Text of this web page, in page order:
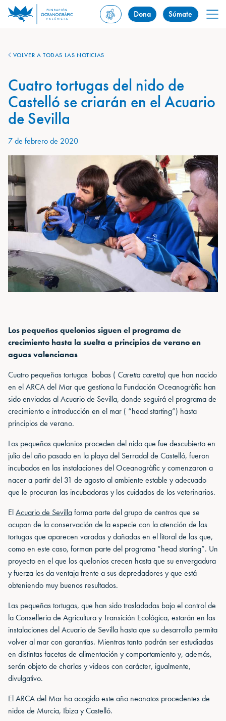
Dona Súmate
VOLVER A TODAS LAS NOTICIAS
Cuatro tortugas del nido de
Castelló se criarán en el Acuario
de Sevilla
7 de febrero de 2020
Los pequeños quelonios siguen el programa de
crecimiento hasta la suelta a principios de verano en
aguas valencianas
Cuatro pequeñas tortugas bobas ( Caretta caretta) que han nacido
en el ARCA del Mar que gestiona la Fundación Oceanogràfic han
sido enviadas al Acuario de Sevilla, donde seguirá el programa de
crecimiento e introducción en el mar ( “head starting”) hasta
principios de verano.
Los pequeños quelonios proceden del nido que fue descubierto en
julio del año pasado en la playa del Serradal de Castelló, fueron
incubados en las instalaciones del Oceanogràfic y comenzaron a
nacer a partir del 31 de agosto al ambiente estable y adecuado
que le procuran las incubadoras y los cuidados de los veterinarios.
ElAcuario de Sevillaforma parte del grupo de centros que se
ocupan de la conservación de la especie con la atención de las
tortugas que aparecen varadas y dañadas en el litoral de las que,
como en este caso, forman parte del programa “head starting”. Un
proyecto en el que los quelonios crecen hasta que su envergadura
y fuerza les da ventaja frente a sus depredadores y que está
obteniendo muy buenos resultados.
Las pequeñas tortugas, que han sido trasladadas bajo el control de
la Conselleria de Agricultura y Transición Ecológica, estarán en las
instalaciones del Acuario de Sevilla hasta que su desarrollo permita
volver al mar con garantías. Mientras tanto podrán ser estudiadas
en distintas facetas de alimentación y comportamiento y, además,
serán objeto de charlas y videos con carácter, igualmente,
divulgativo.
El ARCA del Mar ha acogido este año neonatos procedentes de
nidos de Murcia, Ibiza y Castelló.